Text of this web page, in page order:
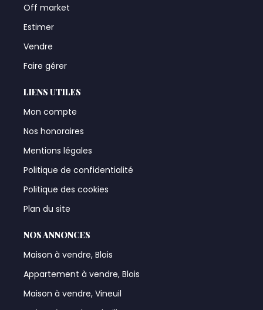
Off market
Estimer
Vendre
Faire gérer
LIENS UTILES
Mon compte
Nos honoraires
Mentions légales
Politique de confidentialité
Politique des cookies
Plan du site
NOS ANNONCES
Maison à vendre, Blois
Appartement à vendre, Blois
Maison à vendre, Vineuil